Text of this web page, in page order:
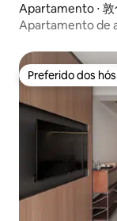
Apartamento ⋅ 敦
Apartamento de
Preferido dos
Preferido dos